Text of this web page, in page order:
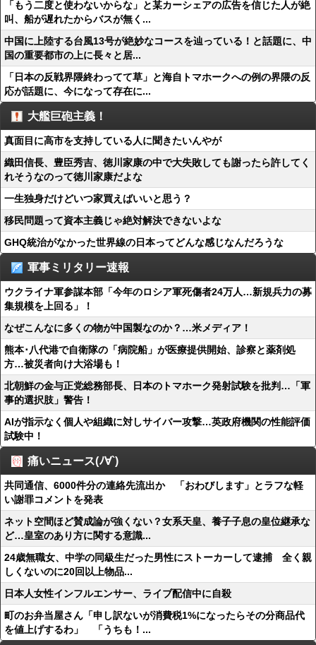
「もう二度と使わないからな」と某カーシェアの広告を信じた人が絶
叫、船が遅れたからバスが無く...
中国に上陸する台風13号が絶妙なコースを辿っている！と話題に、中
国の重要都市の上に長々と居...
「日本の反戦界隈終わってて草」と海自トマホークへの例の界隈の反
応が話題に、今になって存在に...
大艦巨砲主義！
真面目に高市を支持している人に聞きたいんやが
織田信長、豊臣秀吉、徳川家康の中で大失敗しても謝ったら許してく
れそうなのって徳川家康だよな
一生独身だけどいつ家買えばいいと思う？
移民問題って資本主義じゃ絶対解決できないよな
GHQ統治がなかった世界線の日本ってどんな感じなんだろうな
軍事ミリタリー速報
ウクライナ軍参謀本部「今年のロシア軍死傷者24万人…新規兵力の募
集規模を上回る」！
なぜこんなに多くの物が中国製なのか？…米メディア！
熊本･八代港で自衛隊の「病院船」が医療提供開始、診察と薬剤処
方…被災者向け大浴場も！
北朝鮮の金与正党総務部長、日本のトマホーク発射試験を批判…「軍
事的選択肢」警告！
AIが指示なく個人や組織に対しサイバー攻撃…英政府機関の性能評価
試験中！
痛いニュース(ﾉ∀`)
共同通信、6000件分の連絡先流出か 「おわびします」とラフな軽
い謝罪コメントを発表
ネット空間ほど賛成論が強くない？女系天皇、養子子息の皇位継承な
ど…皇室のあり方に関する意識...
24歳無職女、中学の同級生だった男性にストーカーして逮捕 全く親
しくないのに20回以上物品...
日本人女性インフルエンサー、ライブ配信中に自殺
町のお弁当屋さん「申し訳ないが消費税1%になったらその分商品代
を値上げするわ」 「うちも！...